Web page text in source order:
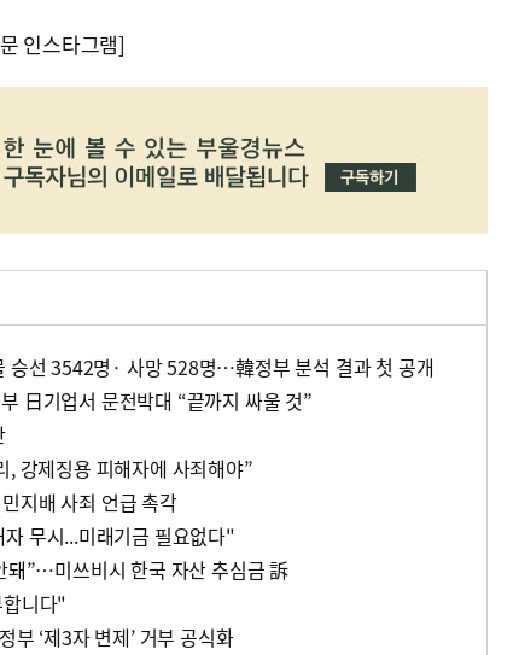
인스타그램]
승선 3542명· 사망 528명…韓정부 분석 결과 첫 공개
日기업서 문전박대 “끝까지 싸울 것”
, 강제징용 피해자에 사죄해야”
지배 사죄 언급 촉각
무시...미래기금 필요없다"
돼”…미쓰비시 한국 자산 추심금 訴
니다"
부 ‘제3자 변제’ 거부 공식화